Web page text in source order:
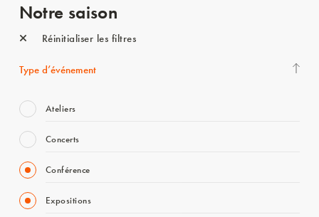
Notre saison
Réinitialiser les filtres
Type d’événement
Ateliers
Concerts
Conférence
Expositions